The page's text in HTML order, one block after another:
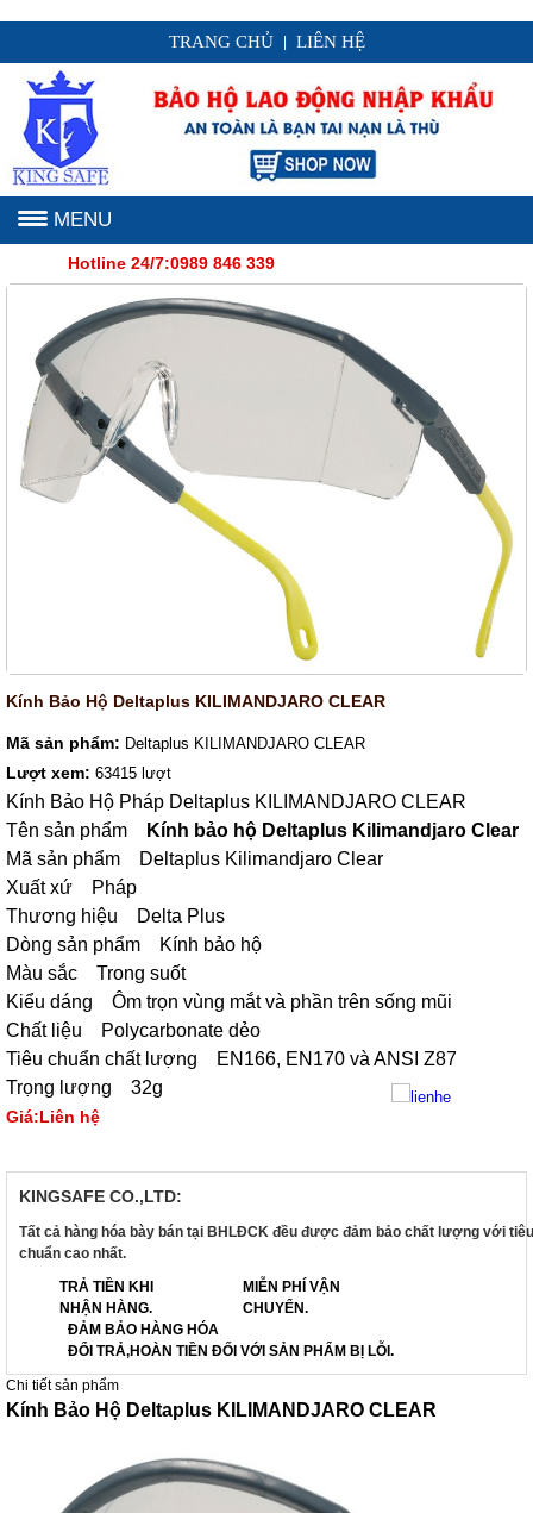
TRANG CHỦ LIÊN HỆ
MENU
Hotline 24/7:0989 846 339
Kính Bảo Hộ Deltaplus KILIMANDJARO CLEAR
Mã sản phẩm: Deltaplus KILIMANDJARO CLEAR
Lượt xem: 63415 lượt
Kính Bảo Hộ Pháp Deltaplus KILIMANDJARO CLEAR
Tên sản phẩm
Kính bảo hộ Deltaplus Kilimandjaro Clear
Mã sản phẩm Deltaplus Kilimandjaro Clear
Xuất xứ Pháp
Thương hiệu Delta Plus
Dòng sản phẩm Kính bảo hộ
Màu sắc Trong suốt
Kiểu dáng Ôm trọn vùng mắt và phần trên sống mũi
Chất liệu Polycarbonate dẻo
Tiêu chuẩn chất lượng EN166, EN170 và ANSI Z87
Trọng lượng 32g
Giá:Liên hệ
KINGSAFE CO.,LTD:
Tất cả hàng hóa bày bán tại BHLĐCK đều được đảm bảo chất lượng với tiêu
chuẩn cao nhất.
TRẢ TIỀN KHI
NHẬN HÀNG.
MIỄN PHÍ VẬN
CHUYỂN.
ĐẢM BẢO HÀNG HÓA
ĐỔI TRẢ,HOÀN TIỀN ĐỐI VỚI SẢN PHẨM BỊ LỖI.
Chi tiết sản phẩm
Kính Bảo Hộ Deltaplus KILIMANDJARO CLEAR